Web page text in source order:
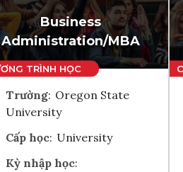
Business
Administration/MBA
Trường: Oregon State
University
Cấp học: University
Kỳ nhập học: